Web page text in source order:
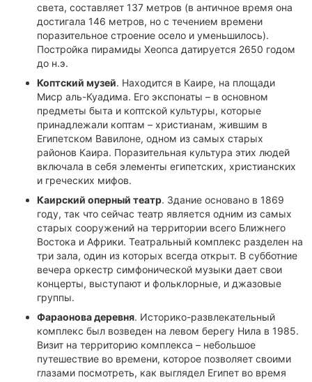
света, составляет 137 метров (в античное время она
достигала 146 метров, но с течением времени
поразительное строение осело и уменьшилось).
Постройка пирамиды Хеопса датируется 2650 годом
до н.э.
Коптский музей. Находится в Каире, на площади
Миср аль-Куадима. Его экспонаты – в основном
предметы быта и коптской культуры, которые
принадлежали коптам – христианам, жившим в
Египетском Вавилоне, одном из самых старых
районов Каира. Поразительная культура этих людей
включала в себя элементы египетских, христианских
и греческих мифов.
Каирский оперный театр. Здание основано в 1869
году, так что сейчас театр является одним из самых
старых сооружений на территории всего Ближнего
Востока и Африки. Театральный комплекс разделен на
три зала, один из которых всегда открыт. В субботние
вечера оркестр симфонической музыки дает свои
концерты, выступают и фольклорные, и джазовые
группы.
Фараонова деревня. Историко-развлекательный
комплекс был возведен на левом берегу Нила в 1985.
Визит на территорию комплекса – небольшое
путешествие во времени, которое позволяет своими
глазами посмотреть, как выглядел Египет во время